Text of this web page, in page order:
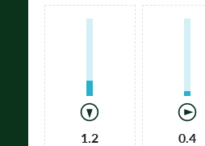
1.2 0.4